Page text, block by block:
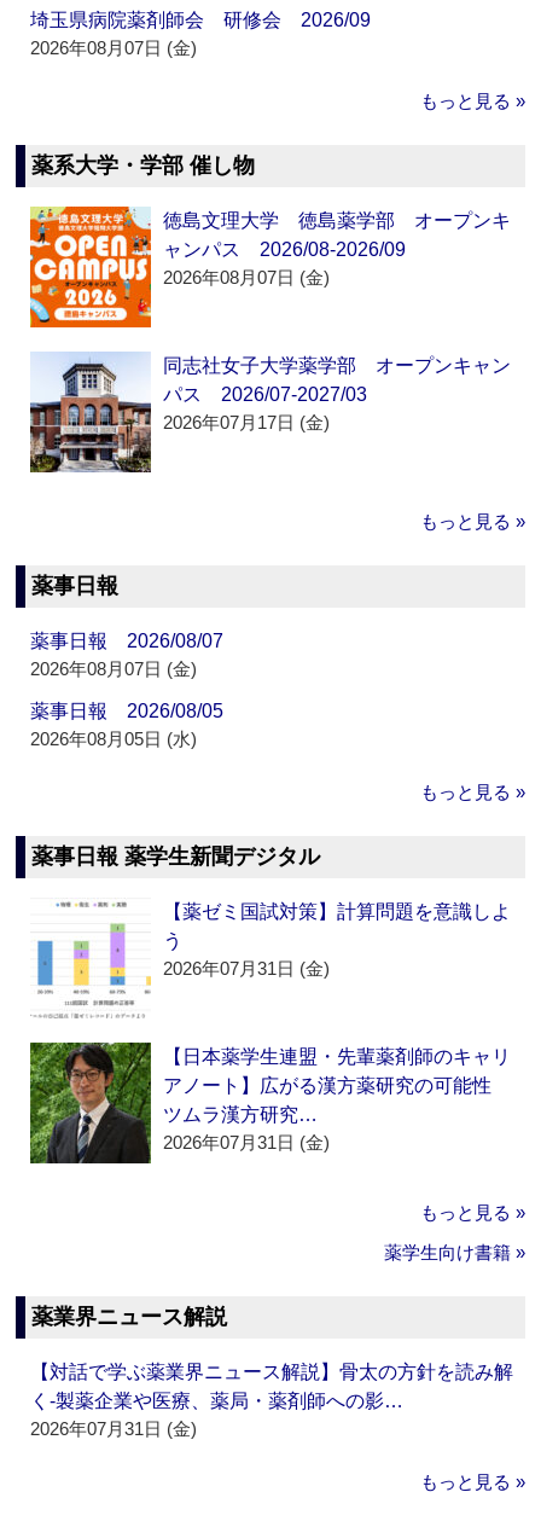
埼玉県病院薬剤師会 研修会 2026/09
2026年08月07日 (金)
もっと見る »
薬系大学・学部 催し物
徳島文理大学 徳島薬学部 オープンキ
ャンパス 2026/08-2026/09
2026年08月07日 (金)
同志社女子大学薬学部 オープンキャン
パス 2026/07-2027/03
2026年07月17日 (金)
もっと見る »
薬事日報
薬事日報 2026/08/07
2026年08月07日 (金)
薬事日報 2026/08/05
2026年08月05日 (水)
もっと見る »
薬事日報 薬学生新聞デジタル
【薬ゼミ国試対策】計算問題を意識しよ
う
2026年07月31日 (金)
【日本薬学生連盟・先輩薬剤師のキャリ
アノート】広がる漢方薬研究の可能性
ツムラ漢方研究…
2026年07月31日 (金)
もっと見る »
薬学生向け書籍 »
薬業界ニュース解説
【対話で学ぶ薬業界ニュース解説】骨太の方針を読み解
く‐製薬企業や医療、薬局・薬剤師への影…
2026年07月31日 (金)
もっと見る »